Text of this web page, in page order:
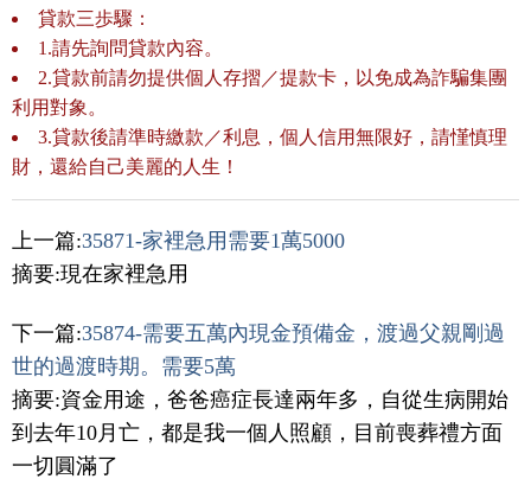
貸款三歩驟：
1.請先詢問貸款內容。
2.貸款前請勿提供個人存摺／提款卡，以免成為詐騙集團
利用對象。
3.貸款後請準時繳款／利息，個人信用無限好，請慬慎理
財，還給自己美麗的人生！
上一篇:35871-家裡急用需要1萬5000
摘要:現在家裡急用
下一篇:35874-需要五萬內現金預備金，渡過父親剛過
世的過渡時期。需要5萬
摘要:資金用途，爸爸癌症長達兩年多，自從生病開始
到去年10月亡，都是我一個人照顧，目前喪葬禮方面
一切圓滿了